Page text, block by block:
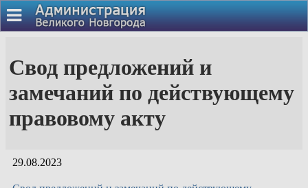
Свод предложений и
замечаний по действующему
правовому акту
29.08.2023